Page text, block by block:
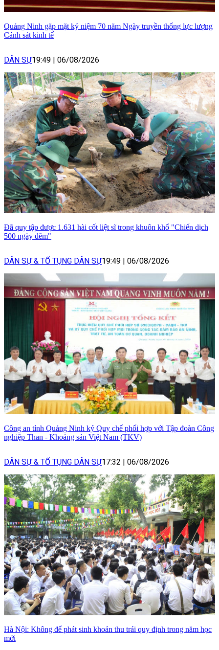
Quảng Ninh gặp mặt kỷ niệm 70 năm Ngày truyền thống lực lượng
Cảnh sát kinh tế
DÂN SỰ19:49 06/08/2026
Đã quy tập được 1.631 hài cốt liệt sĩ trong khuôn khổ "Chiến dịch
500 ngày đêm"
DÂN SỰ & TỐ TỤNG DÂN SỰ19:49 06/08/2026
Công an tỉnh Quảng Ninh ký Quy chế phối hợp với Tập đoàn Công
nghiệp Than - Khoáng sản Việt Nam (TKV)
DÂN SỰ & TỐ TỤNG DÂN SỰ17:32 06/08/2026
Hà Nội: Không để phát sinh khoản thu trái quy định trong năm học
mới